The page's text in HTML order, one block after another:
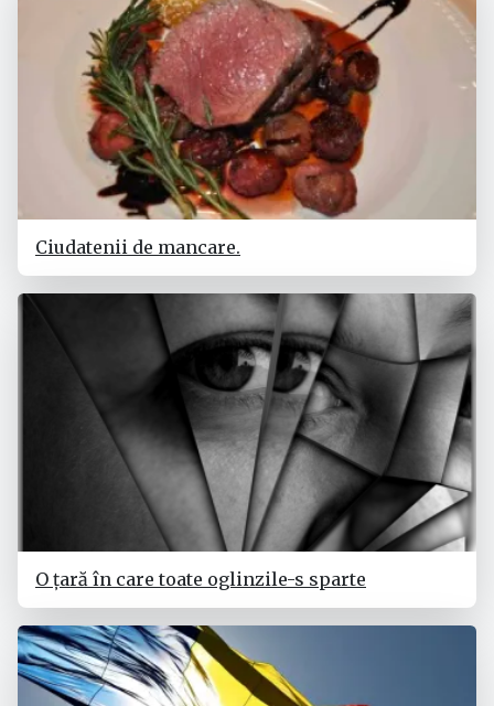
Ciudatenii de mancare.
O țară în care toate oglinzile-s sparte